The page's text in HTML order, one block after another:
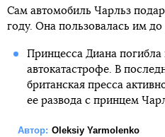
Сам автомобиль Чарльз
году. Она пользовалась им до
Принцесса Диана погибла
автокатастрофе. В
британская пресса
ее развода с принцем
Автор: Oleksiy Yarmolenko